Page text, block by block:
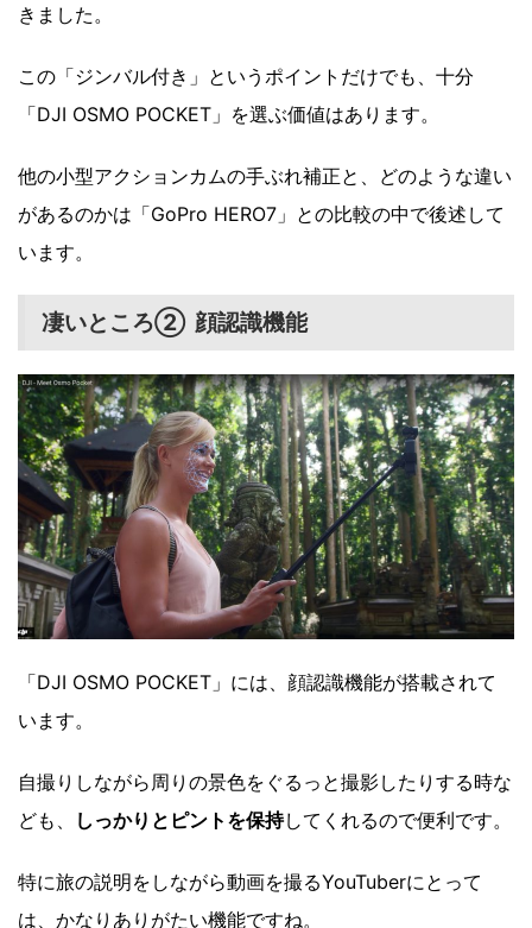
きました。
この「ジンバル付き」というポイントだけでも、十分
「DJI OSMO POCKET」を選ぶ価値はあります。
他の小型アクションカムの手ぶれ補正と、どのような違い
があるのかは「GoPro HERO7」との比較の中で後述して
います。
凄いところ② 顔認識機能
「DJI OSMO POCKET」には、顔認識機能が搭載されて
います。
自撮りしながら周りの景色をぐるっと撮影したりする時な
ども、
しっかりとピントを保持してくれるので便利です。
特に旅の説明をしながら動画を撮るYouTuberにとって
は、かなりありがたい機能ですね。